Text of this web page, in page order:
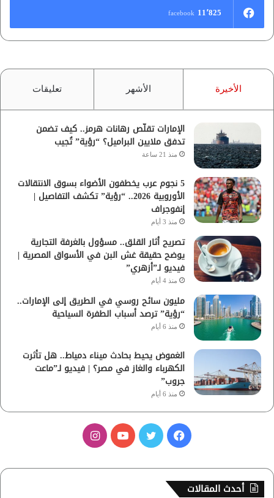
11٬825 facebook
الأخيرة الأشهر تعليقات
الإمارات تقلّص رهانات هرمز.. كيف تضمن
تدفق ملايين البراميل؟ “رؤية” تُجيب
منذ 21 ساعة
5 نجوم عرب يخطفون الأضواء بسوق الانتقالات
الأوروبية 2026.. “رؤية” تكشف التفاصيل |
إنفوجراف
منذ 3 أيام
تصريح أثار القلق.. مسؤول بالغرفة التجارية
يوضح حقيقة غش البن في الأسواق المصرية |
فيديو لـ”أزهري”
منذ 4 أيام
مليون سائح روسي في الطريق إلى الإمارات..
“رؤية” ترصد أسباب الطفرة السياحية
منذ 6 أيام
الغموض يحيط بحادث ميناء دمياط.. هل تأثرت
الكهرباء والغاز في مصر؟ | فيديو لـ”ماعت
جروب”
منذ 6 أيام
س
أحدث المقالات